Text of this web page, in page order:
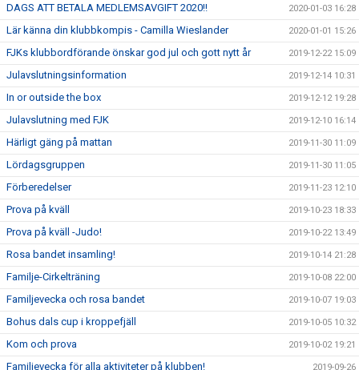
DAGS ATT BETALA MEDLEMSAVGIFT 2020!! 2020-01-03 16:28
Lär känna din klubbkompis - Camilla Wieslander 2020-01-01 15:26
FJKs klubbordförande önskar god jul och gott nytt år 2019-12-22 15:09
Julavslutningsinformation 2019-12-14 10:31
In or outside the box 2019-12-12 19:28
Julavslutning med FJK 2019-12-10 16:14
Härligt gäng på mattan 2019-11-30 11:09
Lördagsgruppen 2019-11-30 11:05
Förberedelser 2019-11-23 12:10
Prova på kväll 2019-10-23 18:33
Prova på kväll -Judo! 2019-10-22 13:49
Rosa bandet insamling! 2019-10-14 21:28
Familje-Cirkelträning 2019-10-08 22:00
Familjevecka och rosa bandet 2019-10-07 19:03
Bohus dals cup i kroppefjäll 2019-10-05 10:32
Kom och prova 2019-10-02 19:21
Familjevecka för alla aktiviteter på klubben! 2019-09-26